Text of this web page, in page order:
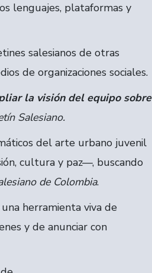
lenguajes, plataformas y
salesianos de otras
de organizaciones sociales.
la visión del equipo sobre
Salesiano.
del arte urbano juvenil
cultura y paz—, buscando
de Colombia.
herramienta viva de
y de anunciar con